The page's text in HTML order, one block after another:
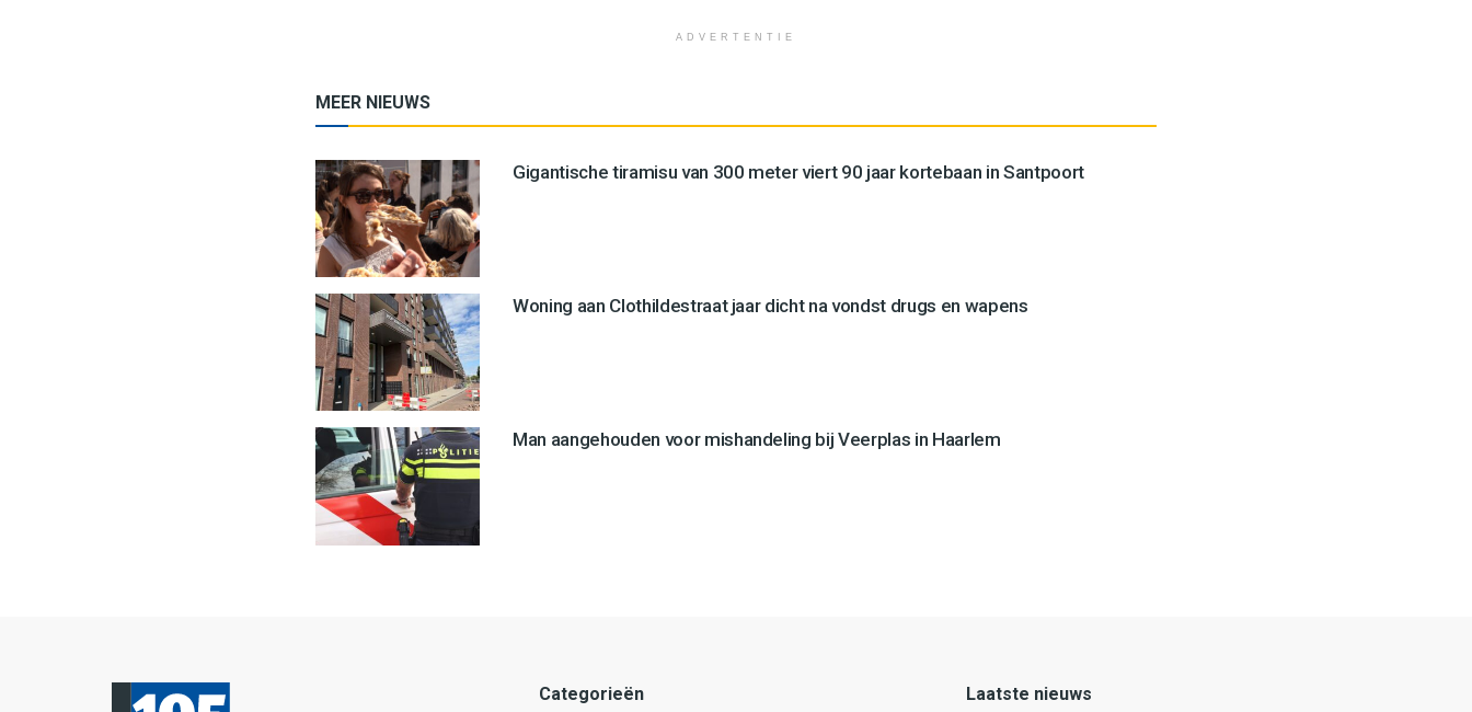
ADVERTENTIE
MEER NIEUWS
Gigantische tiramisu van 300 meter viert 90 jaar kortebaan in Santpoort
Woning aan Clothildestraat jaar dicht na vondst drugs en wapens
Man aangehouden voor mishandeling bij Veerplas in Haarlem
Categorieën Laatste nieuws